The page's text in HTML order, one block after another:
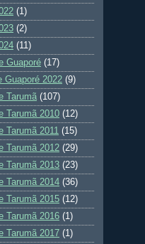
(1)
(2)
(11)
Guaporé (17)
Guaporé 2022 (9)
Tarumã (107)
Tarumã 2010 (12)
Tarumã 2011 (15)
Tarumã 2012 (29)
Tarumã 2013 (23)
Tarumã 2014 (36)
Tarumã 2015 (12)
Tarumã 2016 (1)
Tarumã 2017 (1)